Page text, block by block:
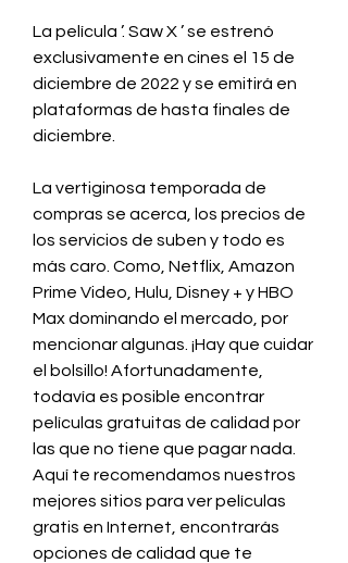
La película ’. Saw X ’ se estrenó
exclusivamente en cines el 15 de
diciembre de 2022 y se emitirá en
plataformas de hasta finales de
diciembre.
La vertiginosa temporada de
compras se acerca, los precios de
los servicios de suben y todo es
más caro. Como, Netflix, Amazon
Prime Video, Hulu, Disney + y HBO
Max dominando el mercado, por
mencionar algunas. ¡Hay que cuidar
el bolsillo! Afortunadamente,
todavía es posible encontrar
películas gratuitas de calidad por
las que no tiene que pagar nada.
Aquí te recomendamos nuestros
mejores sitios para ver películas
gratis en Internet, encontrarás
opciones de calidad que te